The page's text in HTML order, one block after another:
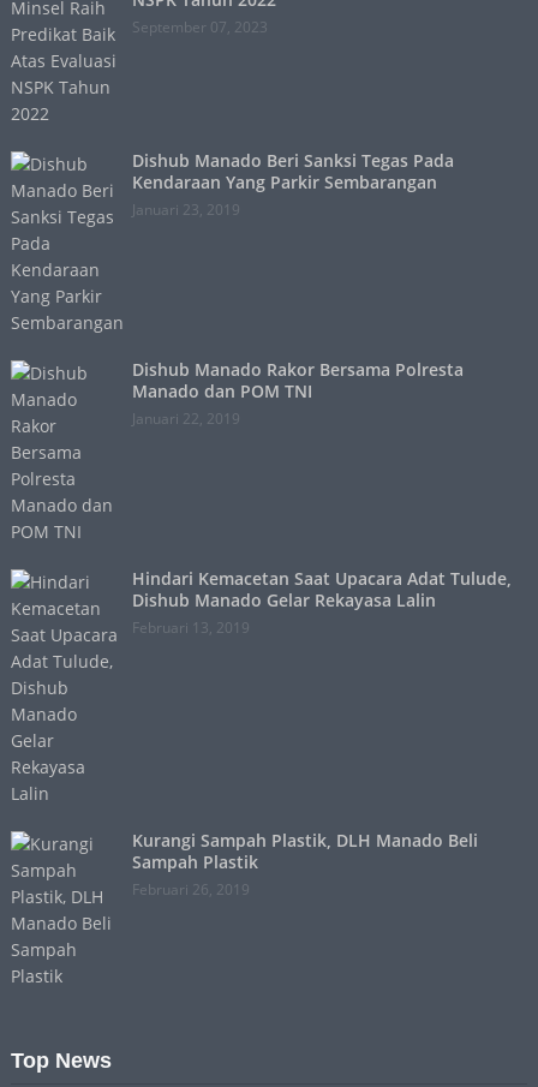
September 07, 2023
Dishub Manado Beri Sanksi Tegas Pada
Kendaraan Yang Parkir Sembarangan
Januari 23, 2019
Dishub Manado Rakor Bersama Polresta
Manado dan POM TNI
Januari 22, 2019
Hindari Kemacetan Saat Upacara Adat Tulude,
Dishub Manado Gelar Rekayasa Lalin
Februari 13, 2019
Kurangi Sampah Plastik, DLH Manado Beli
Sampah Plastik
Februari 26, 2019
Top News